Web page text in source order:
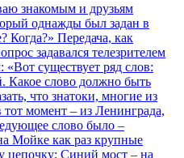
знакомым и друзьям
однажды был задан в
Когда?» Передача, как
задавался телезрителем
«Вот существует ряд слов:
Какое слово должно быть
что знатоки, многие из
тот момент – из Ленинграда,
слово было –
Мойке как раз крупные
цепочку: Синий мост – на